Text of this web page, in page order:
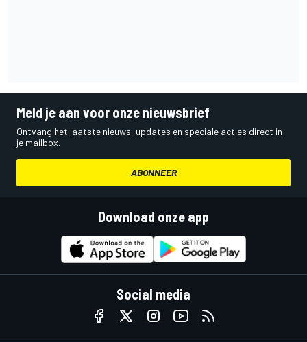
Meld je aan voor onze nieuwsbrief
Ontvang het laatste nieuws, updates en speciale acties direct in
je mailbox.
ABONNEER
Download onze app
Social media